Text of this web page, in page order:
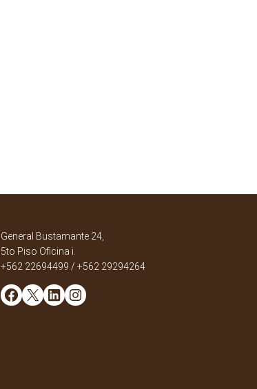
General Bustamante 24,
5to Piso Oficina i.
+562 22694499 / +562 29294264